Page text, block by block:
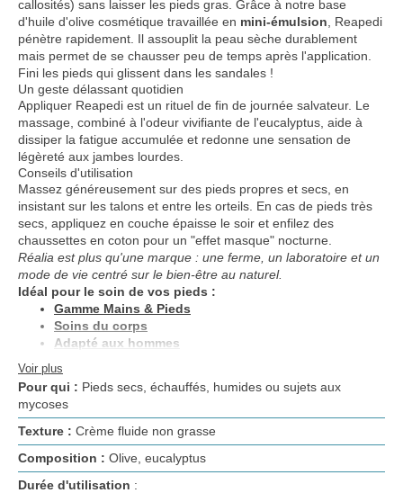
callosités) sans laisser les pieds gras. Grâce à notre base
d'huile d'olive cosmétique travaillée en mini-émulsion , Reapedi
pénètre rapidement. Il assouplit la peau sèche durablement
mais permet de se chausser peu de temps après l'application.
Fini les pieds qui glissent dans les sandales !
Un geste délassant quotidien
Appliquer Reapedi est un rituel de fin de journée salvateur. Le
massage, combiné à l'odeur vivifiante de l'eucalyptus, aide à
dissiper la fatigue accumulée et redonne une sensation de
légèreté aux jambes lourdes.
Conseils d'utilisation
Massez généreusement sur des pieds propres et secs, en
insistant sur les talons et entre les orteils. En cas de pieds très
secs, appliquez en couche épaisse le soir et enfilez des
chaussettes en coton pour un "effet masque" nocturne.
Réalia est plus qu'une marque : une ferme, un laboratoire et un
mode de vie centré sur le bien-être au naturel.
Idéal pour le soin de vos pieds :
Gamme Mains & Pieds
Soins du corps
Adapté aux hommes
Voir plus
Pour qui : Pieds secs, échauffés, humides ou sujets aux
mycoses
Texture : Crème fluide non grasse
Composition : Olive, eucalyptus
Durée d'utilisation :